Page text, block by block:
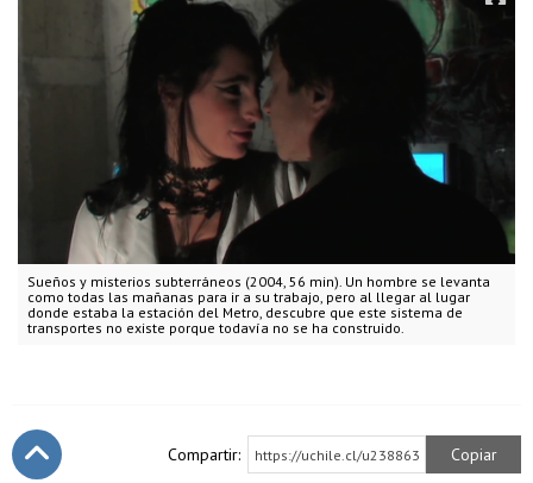
Sueños y misterios subterráneos (2004, 56 min). Un hombre se levanta
como todas las mañanas para ir a su trabajo, pero al llegar al lugar
donde estaba la estación del Metro, descubre que este sistema de
transportes no existe porque todavía no se ha construido.
Compartir: https://uchile.cl/u238863 Copiar